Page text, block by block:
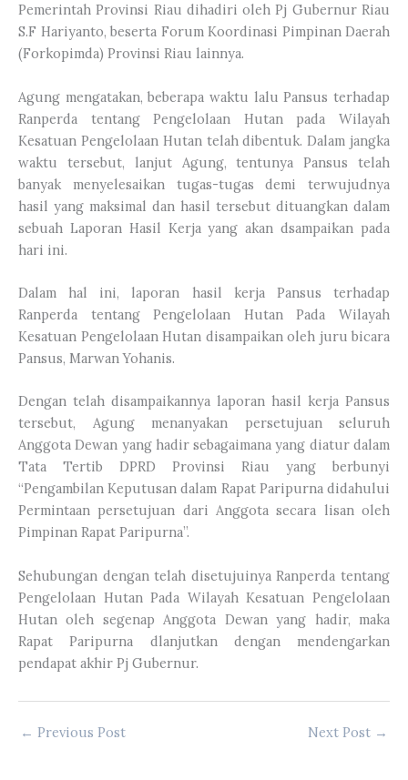
Pemerintah Provinsi Riau dihadiri oleh Pj Gubernur Riau
S.F Hariyanto, beserta Forum Koordinasi Pimpinan Daerah
(Forkopimda) Provinsi Riau lainnya.
Agung mengatakan, beberapa waktu lalu Pansus terhadap
Ranperda tentang Pengelolaan Hutan pada Wilayah
Kesatuan Pengelolaan Hutan telah dibentuk. Dalam jangka
waktu tersebut, lanjut Agung, tentunya Pansus telah
banyak menyelesaikan tugas-tugas demi terwujudnya
hasil yang maksimal dan hasil tersebut dituangkan dalam
sebuah Laporan Hasil Kerja yang akan dsampaikan pada
hari ini.
Dalam hal ini, laporan hasil kerja Pansus terhadap
Ranperda tentang Pengelolaan Hutan Pada Wilayah
Kesatuan Pengelolaan Hutan disampaikan oleh juru bicara
Pansus, Marwan Yohanis.
Dengan telah disampaikannya laporan hasil kerja Pansus
tersebut, Agung menanyakan persetujuan seluruh
Anggota Dewan yang hadir sebagaimana yang diatur dalam
Tata Tertib DPRD Provinsi Riau yang berbunyi
“Pengambilan Keputusan dalam Rapat Paripurna didahului
Permintaan persetujuan dari Anggota secara lisan oleh
Pimpinan Rapat Paripurna”.
Sehubungan dengan telah disetujuinya Ranperda tentang
Pengelolaan Hutan Pada Wilayah Kesatuan Pengelolaan
Hutan oleh segenap Anggota Dewan yang hadir, maka
Rapat Paripurna dlanjutkan dengan mendengarkan
pendapat akhir Pj Gubernur.
← Previous Post Next Post →